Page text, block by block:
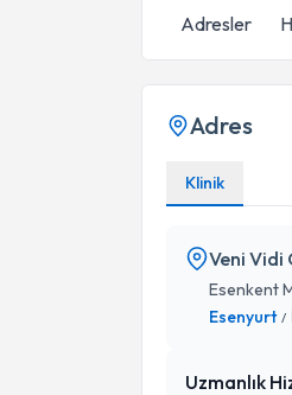
Adresler
Adres
Klinik
Veni Vidi
Esenkent
Esenyurt /
Uzmanlık